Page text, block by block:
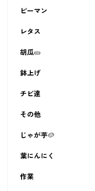
ピーマン
レタス
胡瓜🥒
鉢上げ
チビ達
その他
じゃが芋🥔
葉にんにく
作業